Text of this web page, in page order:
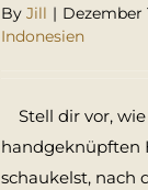
By Jill | Dezember
Indonesien
Stell dir vor,
handgeknüpften
schaukelst, nach